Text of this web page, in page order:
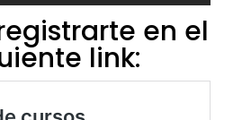
en el
link: